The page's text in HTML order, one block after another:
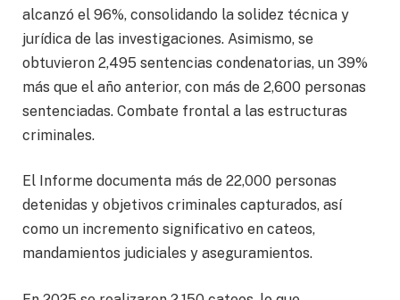
alcanzó el 96%, consolidando la solidez técnica y
jurídica de las investigaciones. Asimismo, se
obtuvieron 2,495 sentencias condenatorias, un 39%
más que el año anterior, con más de 2,600 personas
sentenciadas. Combate frontal a las estructuras
criminales.
El Informe documenta más de 22,000 personas
detenidas y objetivos criminales capturados, así
como un incremento significativo en cateos,
mandamientos judiciales y aseguramientos.